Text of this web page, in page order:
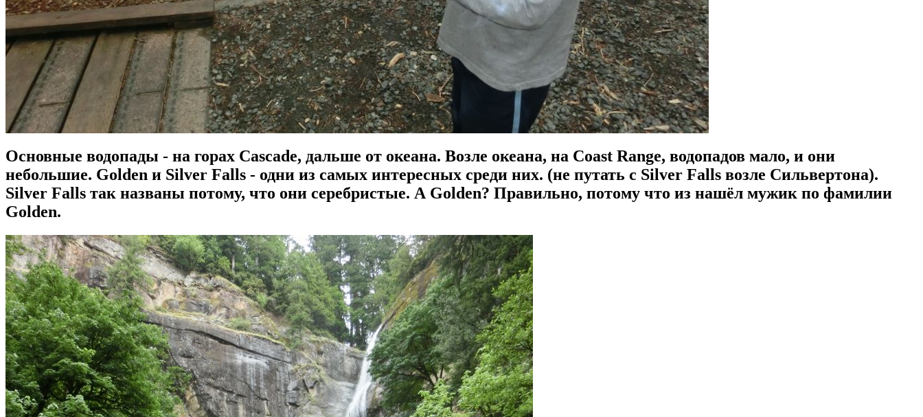
Основные водопады - на горах Cascade, дальше от океана. Возле океана, на Coast Range, водопадов мало, и они
небольшие. Golden и Silver Falls - одни из самых интересных среди них. (не путать с Silver Falls возле Сильвертона).
Silver Falls так названы потому, что они серебристые. А Golden? Правильно, потому что из нашёл мужик по фамилии
Golden.